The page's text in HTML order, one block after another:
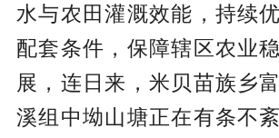
水与农田灌溉效能，持续
配套条件，保障辖区农业
展，连日来，米贝苗族乡
溪组中坳山塘正在有条不